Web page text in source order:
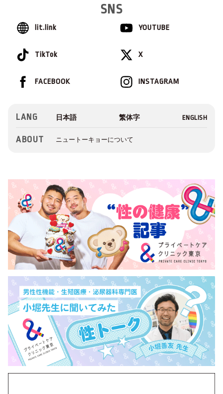
SNS
lit.link YOUTUBE
TikTok X
INSTAGRAM
FACEBOOK
LANG
ABOUT ニュートーキョーについて